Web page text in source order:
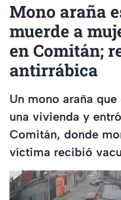
Mono araña
muerde a
en Comitán;
antirrábica
Un mono araña
una vivienda y
Comitán, donde
víctima recibió